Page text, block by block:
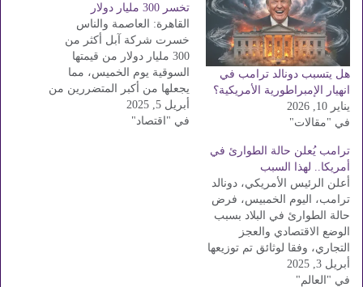
هل يتسبب دونالد ترامب في
انهيار الإمبراطورية الأمريكية؟
يناير 10, 2026
في "مقالات"
تخسر 300 مليار دولار
القاهرة: العاصمة والناس
خسرت شركة آبل أكثر من
300 مليار دولار من قيمتها
السوقية يوم الخميس، مما
يجعلها من أكبر المتضررين من
حملة الرئيس الأمريكي دونالد
ترامب للرسوم الجمركية، على
أبريل 5, 2025
في "اقتصاد"
ترامب يُعلن حالة الطوارئ في
أمريكا.. لهذا السبب
أعلن الرئيس الأمريكي، دونالد
ترامب، اليوم الخمبيس، فرض
حالة الطوارئ في البلاد بسبب
الوضع الاقتصادي والعجز
التجاري، وفقا لوثائق تم توزيعها
في البيت الأبيض. وأضاف
دونالد ترامب: «السياسات
أبريل 3, 2025
في "العالم"